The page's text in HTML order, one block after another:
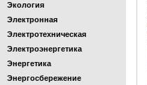
Экология
Электронная
Электротехническая
Электроэнергетика
Энергетика
Энергосбережение